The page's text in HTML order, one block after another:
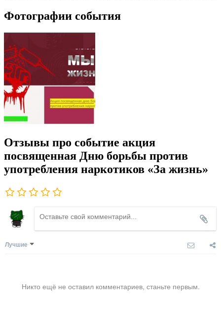
Фотографии события
Отзывы про событие акция
посвященная Дню борьбы против
употребления наркотиков «За жизнь»
Лучшие
Никто ещё не оставил комментариев, станьте первым.